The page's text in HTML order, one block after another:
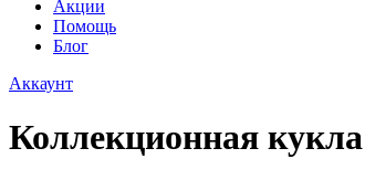
Акции
Помощь
Блог
Аккаунт
Коллекционная